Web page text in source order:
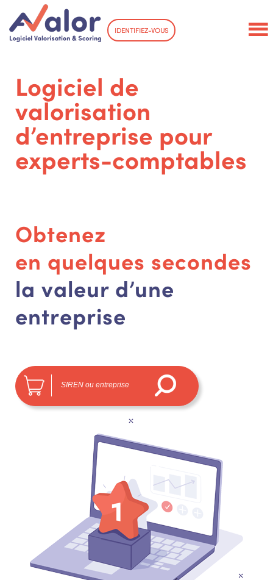
IDENTIFIEZ-VOUS
Logiciel de
valorisation
d’entreprise pour
experts-comptables
Obtenez
en quelques secondes
la valeur d’une
entreprise